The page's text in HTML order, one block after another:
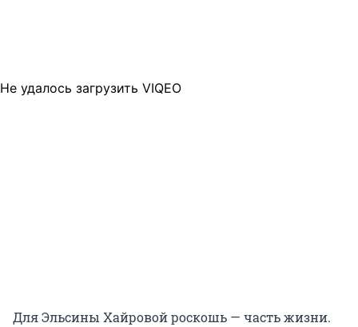
Не удалось загрузить VIQEO
Для Эльсины Хайровой роскошь — часть жизни.